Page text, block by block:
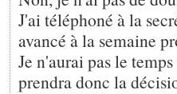
J'ai téléphoné à la
avancé à la semaine
Je n'aurai pas le
prendra donc la